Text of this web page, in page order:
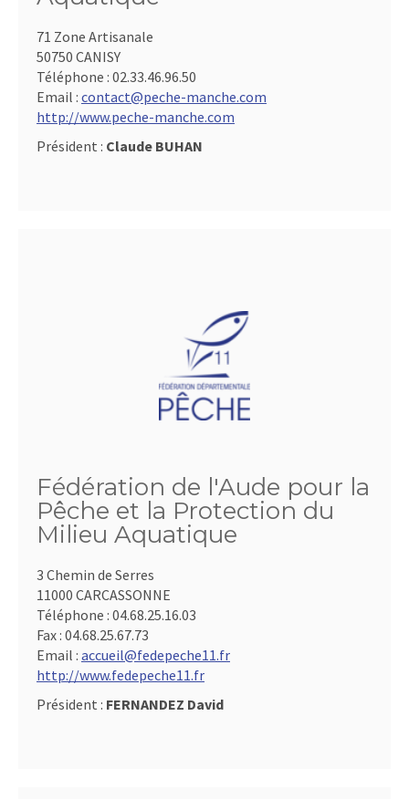
71 Zone Artisanale
50750 CANISY
Téléphone : 02.33.46.96.50
Email : contact@peche-manche.com
http://www.peche-manche.com
Président : Claude BUHAN
Fédération de l'Aude pour la
Pêche et la Protection du
Milieu Aquatique
3 Chemin de Serres
11000 CARCASSONNE
Téléphone : 04.68.25.16.03
Fax : 04.68.25.67.73
Email : accueil@fedepeche11.fr
http://www.fedepeche11.fr
Président : FERNANDEZ David